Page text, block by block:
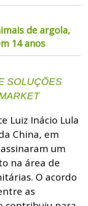
de argola,
14 anos
SOLUÇÕES
Luiz Inácio Lula
China, em
um
na área de
O acordo
as